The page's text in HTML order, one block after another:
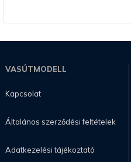
VASÚTMODELL
Kapcsolat
Általános szerződési feltételek
Adatkezelési tájékoztató